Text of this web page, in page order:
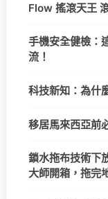
Flow 搖滾天王
手機安全健檢：
流！
科技新知：為什
移居馬來西亞前
鎖水拖布技術下
大師開箱，拖完